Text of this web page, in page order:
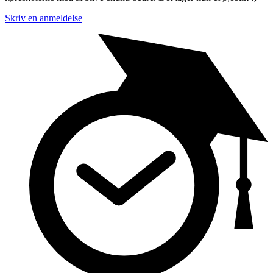
Skriv en anmeldelse